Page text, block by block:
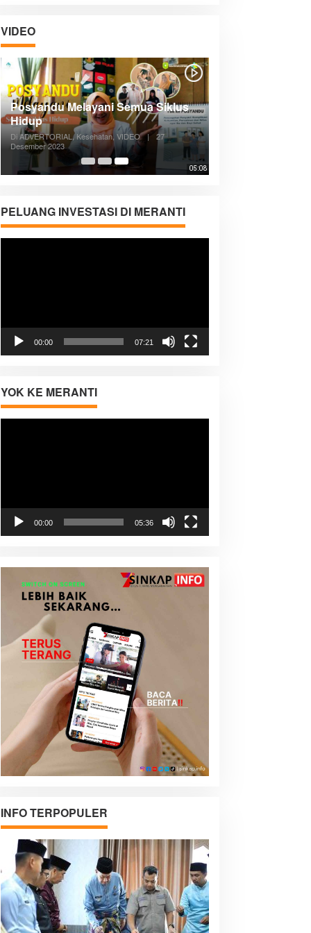
VIDEO
05:08
Posyandu Melayani Semua Siklus
Hidup
Di ADVERTORIAL, Kesehatan, VIDEO |
27
Desember 2023
PELUANG INVESTASI DI MERANTI
00:00 07:21
YOK KE MERANTI
00:00 05:36
INFO TERPOPULER